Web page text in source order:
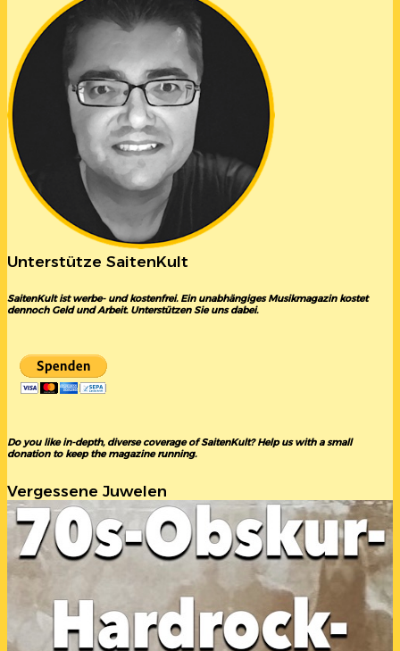
Unterstütze SaitenKult
SaitenKult ist werbe- und kostenfrei. Ein unabhängiges Musikmagazin kostet
dennoch Geld und Arbeit. Unterstützen Sie uns dabei.
Do you like in-depth, diverse coverage of SaitenKult? Help us with a small
donation to keep the magazine running.
Vergessene Juwelen